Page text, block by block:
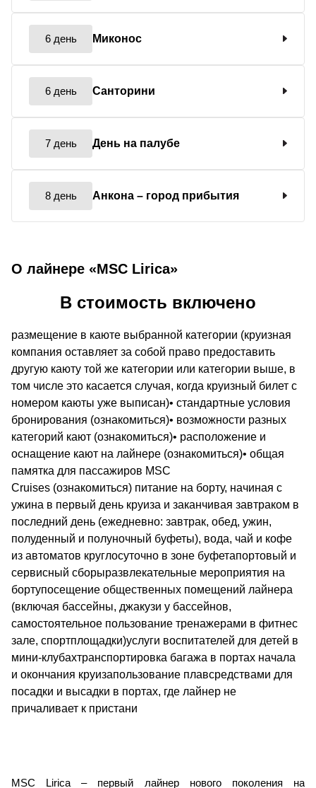
6 день Миконос
6 день Санторини
7 день День на палубе
8 день Анкона – город прибытия
О лайнере «MSC Lirica»
MSC Lirica – первый лайнер нового поколения на
В стоимость включено
размещение в каюте выбранной категории (круизная
компания оставляет за собой право предоставить
другую каюту той же категории или категории выше, в
том числе это касается случая, когда круизный билет с
номером каюты уже выписан)• стандартные условия
бронирования (ознакомиться)• возможности разных
категорий кают (ознакомиться)• расположение и
оснащение кают на лайнере (ознакомиться)• общая
памятка для пассажиров MSC
Cruises (ознакомиться) питание на борту, начиная с
ужина в первый день круиза и заканчивая завтраком в
последний день (ежедневно: завтрак, обед, ужин,
полуденный и полуночный буфеты), вода, чай и кофе
из автоматов круглосуточно в зоне буфетапортовый и
сервисный сборыразвлекательные мероприятия на
бортупосещение общественных помещений лайнера
(включая бассейны, джакузи у бассейнов,
самостоятельное пользование тренажерами в фитнес
зале, спортплощадки)услуги воспитателей для детей в
мини-клубахтранспортировка багажа в портах начала
и окончания круизапользование плавсредствами для
посадки и высадки в портах, где лайнер не
причаливает к пристани